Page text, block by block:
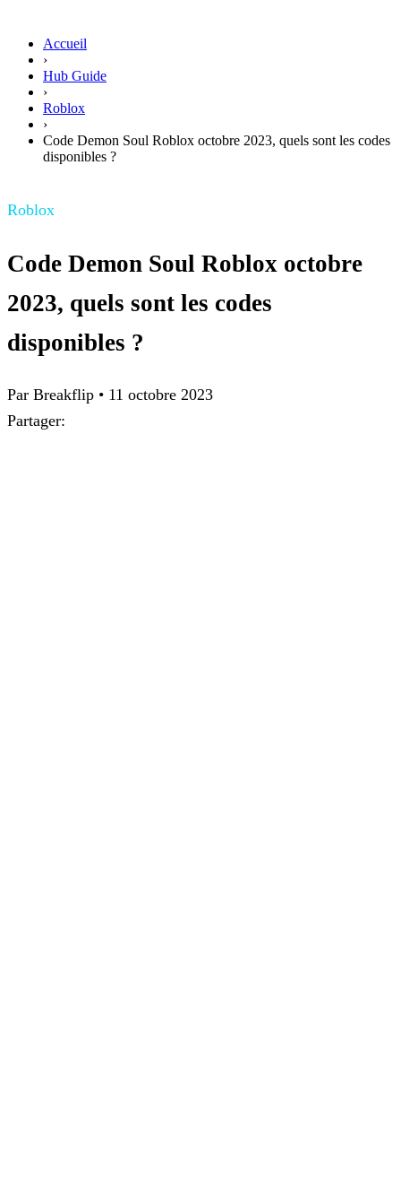
Accueil
›
Hub Guide
›
Roblox
›
Code Demon Soul Roblox octobre 2023, quels sont les codes
disponibles ?
Roblox
Code Demon Soul Roblox octobre
2023, quels sont les codes
disponibles ?
Par Breakflip • 11 octobre 2023
Partager: